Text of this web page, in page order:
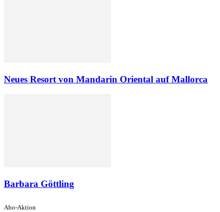
Neues Resort von Mandarin Oriental auf Mallorca
Barbara Göttling
Abo-Aktion